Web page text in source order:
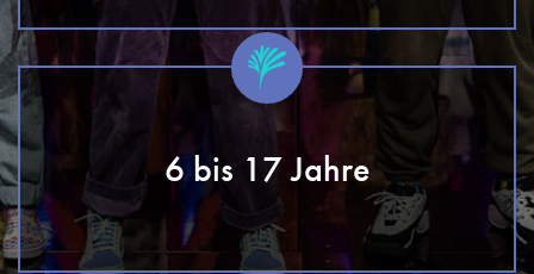
6 bis 17 Jahre